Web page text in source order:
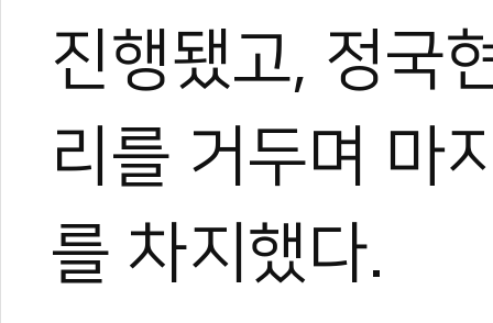
진행됐고, 정국
리를 거두며 마
를 차지했다.